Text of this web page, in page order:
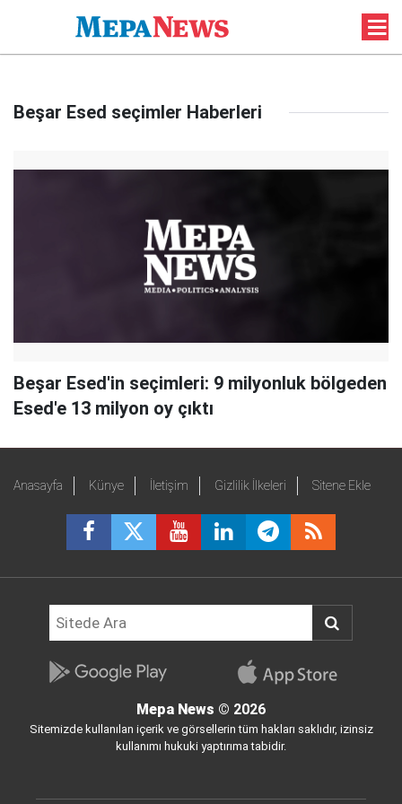
Beşar Esed seçimler Haberleri
Beşar Esed'in seçimleri: 9 milyonluk bölgeden
Esed'e 13 milyon oy çıktı
Anasayfa Künye İletişim Gizlilik İlkeleri Sitene Ekle
Mepa News © 2026
Sitemizde kullanılan içerik ve görsellerin tüm hakları saklıdır, izinsiz
kullanımı hukuki yaptırıma tabidir.